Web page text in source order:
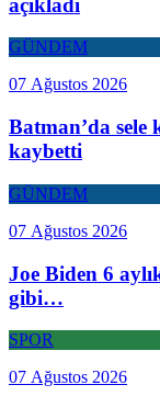
açıkladı
GÜNDEM
07 Ağustos 2026
Batman’da sele
kaybetti
GÜNDEM
07 Ağustos 2026
Joe Biden 6
gibi…
SPOR
07 Ağustos 2026